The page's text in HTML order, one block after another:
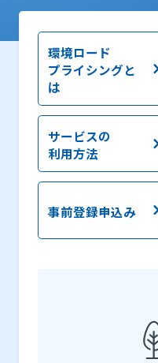
料金所遮断棒について
環境ロード
プライシングと
は
サービスの
利用方法
事前登録申込み